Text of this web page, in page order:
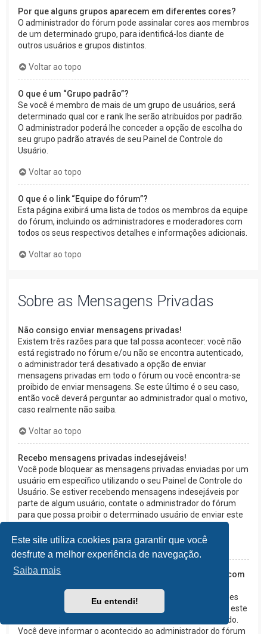
Este site utiliza cookies para garantir que você
desfrute a melhor experiência de navegação.
Saiba mais
Eu entendi!
Por que alguns grupos aparecem em diferentes cores?
O administrador do fórum pode assinalar cores aos membros
de um determinado grupo, para identificá-los diante de
outros usuários e grupos distintos.
Voltar ao topo
O que é um “Grupo padrão”?
Se você é membro de mais de um grupo de usuários, será
determinado qual cor e rank lhe serão atribuídos por padrão.
O administrador poderá lhe conceder a opção de escolha do
seu grupo padrão através de seu Painel de Controle do
Usuário.
Voltar ao topo
O que é o link “Equipe do fórum”?
Esta página exibirá uma lista de todos os membros da equipe
do fórum, incluindo os administradores e moderadores com
todos os seus respectivos detalhes e informações adicionais.
Voltar ao topo
Sobre as Mensagens Privadas
Não consigo enviar mensagens privadas!
Existem três razões para que tal possa acontecer: você não
está registrado no fórum e/ou não se encontra autenticado,
o administrador terá desativado a opção de enviar
mensagens privadas em todo o fórum ou você encontra-se
proibido de enviar mensagens. Se este último é o seu caso,
então você deverá perguntar ao administrador qual o motivo,
caso realmente não saiba.
Voltar ao topo
Recebo mensagens privadas indesejáveis!
Você pode bloquear as mensagens privadas enviadas por um
usuário em específico utilizando o seu Painel de Controle do
Usuário. Se estiver recebendo mensagens indesejáveis por
parte de algum usuário, contate o administrador do fórum
para que possa proibir o determinado usuário de enviar este
Recebi de alguém neste fórum mensagens de e-mail com
Embora o sistema de e-mails deste fórum possuir funções
de segurança que tentem detectar usuários que enviem este
tipo de mensagens, lamentamos que tal tenha acontecido.
Você deve informar o acontecido ao administrador do fórum